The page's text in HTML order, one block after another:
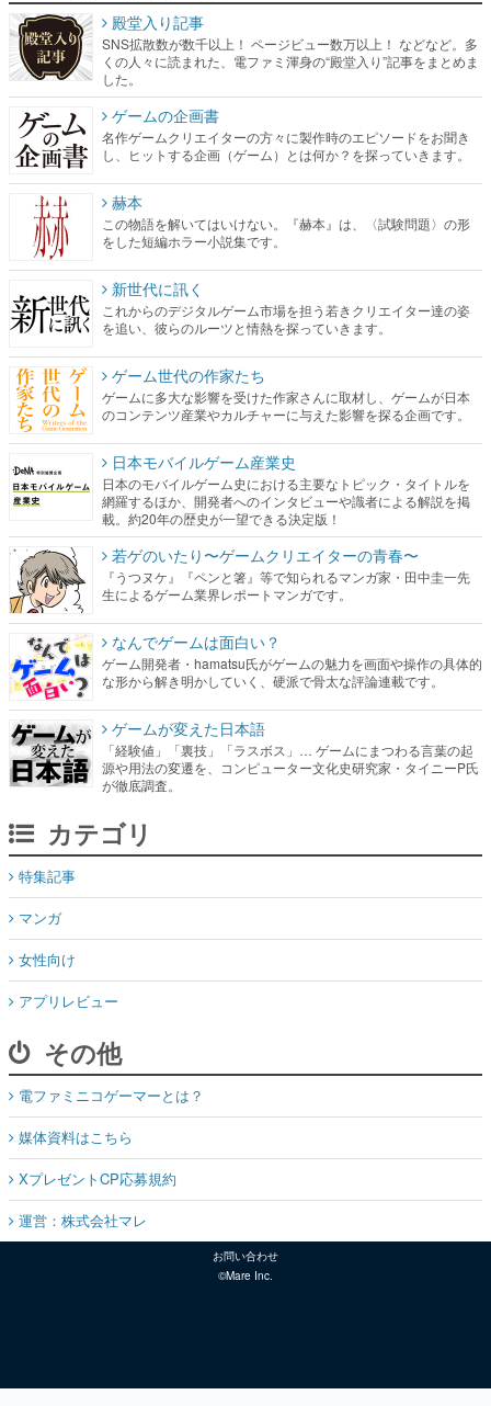
殿堂入り記事
SNS拡散数が数千以上！ ページビュー数万以上！ などなど。多
くの人々に読まれた、電ファミ渾身の“殿堂入り”記事をまとめま
した。
ゲームの企画書
名作ゲームクリエイターの方々に製作時のエピソードをお聞き
し、ヒットする企画（ゲーム）とは何か？を探っていきます。
赫本
この物語を解いてはいけない。『赫本』は、〈試験問題〉の形
をした短編ホラー小説集です。
新世代に訊く
これからのデジタルゲーム市場を担う若きクリエイター達の姿
を追い、彼らのルーツと情熱を探っていきます。
ゲーム世代の作家たち
ゲームに多大な影響を受けた作家さんに取材し、ゲームが日本
のコンテンツ産業やカルチャーに与えた影響を探る企画です。
日本モバイルゲーム産業史
日本のモバイルゲーム史における主要なトピック・タイトルを
網羅するほか、開発者へのインタビューや識者による解説を掲
載。約20年の歴史が一望できる決定版！
若ゲのいたり〜ゲームクリエイターの青春〜
『うつヌケ』『ペンと箸』等で知られるマンガ家・田中圭一先
生によるゲーム業界レポートマンガです。
なんでゲームは面白い？
ゲーム開発者・hamatsu氏がゲームの魅力を画面や操作の具体的
な形から解き明かしていく、硬派で骨太な評論連載です。
ゲームが変えた日本語
「経験値」「裏技」「ラスボス」… ゲームにまつわる言葉の起
源や用法の変遷を、コンピューター文化史研究家・タイニーP氏
が徹底調査。
カテゴリ
特集記事
マンガ
女性向け
アプリレビュー
その他
電ファミニコゲーマーとは？
媒体資料はこちら
XプレゼントCP応募規約
運営：株式会社マレ
お問い合わせ
©Mare Inc.